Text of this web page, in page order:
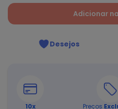
Ganhe 10% OFF em lista
Desconto aplicado naAdicionar
Desejos
10x
Preços